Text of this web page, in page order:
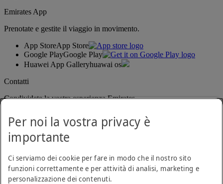
Emirates App
Prenotate e gestite il viaggio in movimento.
App StoreApp Store
Google PlayGoogle Play
Huawei App Galleryhuawai os
Contatti
Condividete la vostra esperienza Emirates.
Per noi la vostra privacy è
importante
Ci serviamo dei cookie per fare in modo che il nostro sito
funzioni correttamente e per attività di analisi, marketing e
personalizzazione dei contenuti.